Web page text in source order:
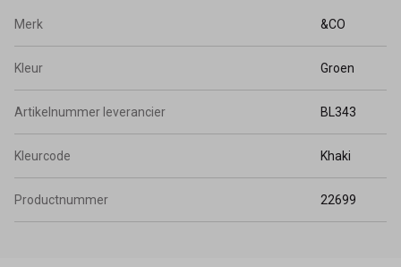
Merk &CO
Kleur Groen
Artikelnummer leverancier BL343
Kleurcode Khaki
Productnummer 22699